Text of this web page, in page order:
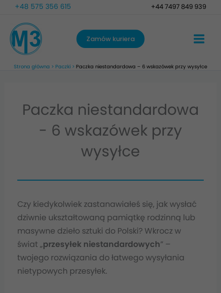
Przejdź
treści
+48 575 356 615 +44 7497 849 939
Zamów kuriera
Strona główna Paczki Paczka niestandardowa – 6 wskazówek przy wysyłce
Paczka niestandardowa
- 6 wskazówek przy
wysyłce
Czy kiedykolwiek zastanawiałeś się, jak wysłać
dziwnie ukształtowaną pamiątkę rodzinną lub
masywne dzieło sztuki do Polski? Wkrocz w
świat „przesyłek niestandardowych” –
twojego rozwiązania do łatwego wysyłania
nietypowych przesyłek.